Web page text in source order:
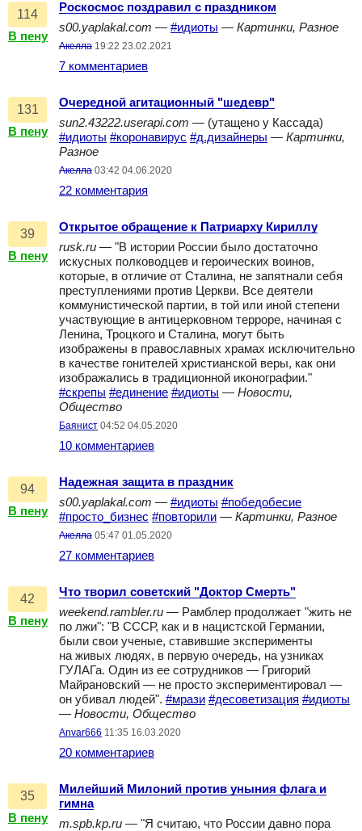
114
В пену
Роскосмос поздравил с праздником
s00.yaplakal.com — #идиоты — Картинки, Разное
Акелла 19:22 23.02.2021
7 комментариев
131
В пену
Очередной агитационный "шедевр"
sun2.43222.userapi.com — (утащено у Кассада)
#идиоты #коронавирус #д.дизайнеры — Картинки,
Разное
Акелла 03:42 04.06.2020
22 комментария
39
В пену
Открытое обращение к Патриарху Кириллу
rusk.ru — "В истории России было достаточно
искусных полководцев и героических воинов,
которые, в отличие от Сталина, не запятнали себя
преступлениями против Церкви. Все деятели
коммунистической партии, в той или иной степени
участвующие в антицерковном терроре, начиная с
Ленина, Троцкого и Сталина, могут быть
изображены в православных храмах исключительно
в качестве гонителей христианской веры, как они
изображались в традиционной иконографии."
#скрепы #единение #идиоты — Новости,
Общество
Баянист 04:52 04.05.2020
10 комментариев
94
В пену
Надежная защита в праздник
s00.yaplakal.com — #идиоты #победобесие
#просто_бизнес #повторили — Картинки, Разное
Акелла 05:47 01.05.2020
27 комментариев
42
В пену
Что творил советский "Доктор Смерть"
weekend.rambler.ru — Рамблер продолжает "жить не
по лжи": "В СССР, как и в нацистской Германии,
были свои ученые, ставившие эксперименты
на живых людях, в первую очередь, на узниках
ГУЛАГа. Один из ее сотрудников — Григорий
Майрановский — не просто экспериментировал —
он убивал людей". #мрази #десоветизация #идиоты
— Новости, Общество
Anvar666 11:35 16.03.2020
20 комментариев
35
В пену
Милейший Милоний против уныния флага и
гимна
m.spb.kp.ru — "Я считаю, что России давно пора